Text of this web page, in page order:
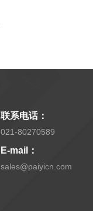
联系电话：
021-80270589
E-mail：
sales@paiyicn.com